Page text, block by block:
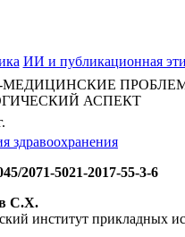
ИИ и публикационная
МЕДИЦИНСКИЕ
АСПЕКТ
здравоохранения
2071-5021-2017-55-3-6
С.Х.
институт прикладных